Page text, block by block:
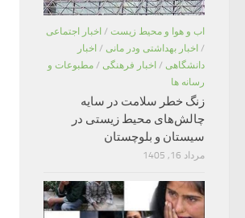
اب و هوا و محیط زیست / اخبار اجتماعی
/ اخبار بهداشتی ودر مانی / اخبار
دانشگاهی / اخبار فرهنگی / مطبوعات و
رسانه ها
زنگ خطر سلامت در سایه
چالش‌های محیط زیستی در
سیستان و بلوچستان
مرداد 16, 1405